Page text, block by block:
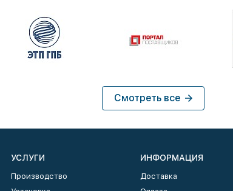
Смотреть все
УСЛУГИ
Производство
ИНФОРМАЦИЯ
Доставка